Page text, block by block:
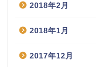
2018年2月
2018年1月
2017年12月